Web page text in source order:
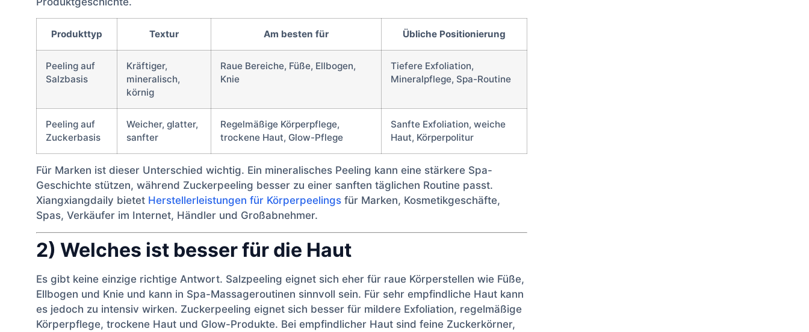
Produkttyp Textur Am besten für Übliche Positionierung
Peeling auf
Salzbasis
Kräftiger,
mineralisch,
körnig
Raue Bereiche, Füße, Ellbogen,
Knie
Tiefere Exfoliation,
Mineralpflege, Spa-Routine
Peeling auf
Zuckerbasis
Weicher, glatter,
sanfter
Regelmäßige Körperpflege,
trockene Haut, Glow-Pflege
Sanfte Exfoliation, weiche
Haut, Körperpolitur
Für Marken ist dieser Unterschied wichtig. Ein mineralisches Peeling kann eine stärkere Spa-
Geschichte stützen, während Zuckerpeeling besser zu einer sanften täglichen Routine passt.
Xiangxiangdaily bietet Herstellerleistungen für Körperpeelings für Marken, Kosmetikgeschäfte,
Spas, Verkäufer im Internet, Händler und Großabnehmer.
2) Welches ist besser für die Haut
Es gibt keine einzige richtige Antwort. Salzpeeling eignet sich eher für raue Körperstellen wie Füße,
Ellbogen und Knie und kann in Spa-Massageroutinen sinnvoll sein. Für sehr empfindliche Haut kann
es jedoch zu intensiv wirken. Zuckerpeeling eignet sich besser für mildere Exfoliation, regelmäßige
Körperpflege, trockene Haut und Glow-Produkte. Bei empfindlicher Haut sind feine Zuckerkörner,